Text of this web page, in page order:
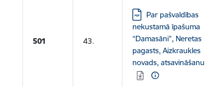
501 43.
Lejupielādēt:
Par pašvaldības
nekustamā īpašuma
“Damasāni”, Neretas
pagasts, Aizkraukles
novads, atsavināšanu